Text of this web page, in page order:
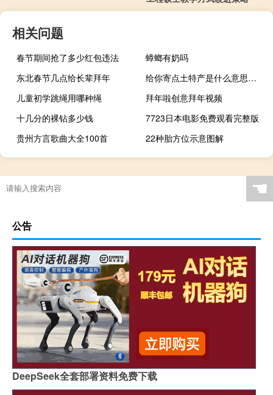
相关问题
春节期间抢了多少红包违法
蟑螂有奶吗
东北春节几点给长辈拜年
给你寄点土特产是什么意思什么梗
儿童初学跳绳用哪种绳
拜年啦创意拜年视频
十几分的裸钻多少钱
7723日本电影免费观看完整版
贵州方言歌曲大全100首
22种胎方位示意图解
☚
公告
DeepSeek全套部署资料免费下载